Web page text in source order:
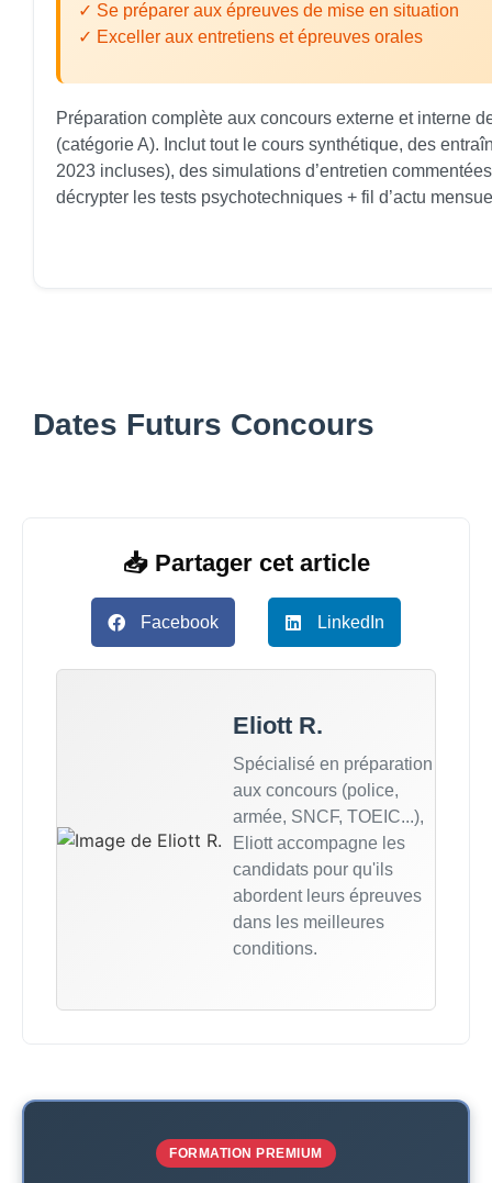
✓ Se préparer aux épreuves de mise en situation
✓ Exceller aux entretiens et épreuves orales
Préparation complète aux concours externe et interne
(catégorie A). Inclut tout le cours synthétique, des
2023 incluses), des simulations d’entretien
décrypter les tests psychotechniques + fil d’actu
Dates Futurs Concours
📥 Partager cet article
Facebook LinkedIn
Eliott R.
Spécialisé en préparation
aux concours (police,
armée, SNCF, TOEIC...),
Eliott accompagne les
candidats pour qu'ils
abordent leurs épreuves
dans les meilleures
conditions.
FORMATION PREMIUM